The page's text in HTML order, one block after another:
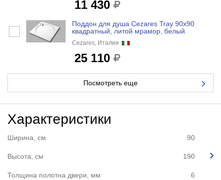
11 430
Поддон для душа Cezares Tray 90x90
квадратный, литой мрамор, белый
Cezares, Италия
25 110
Посмотреть еще
Характеристики
Ширина, см 90
Высота, см 190
Толщина полотна двери, мм 6